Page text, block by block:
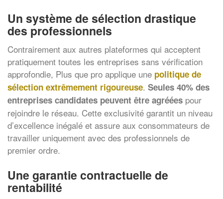
Un système de sélection drastique
des professionnels
Contrairement aux autres plateformes qui acceptent
pratiquement toutes les entreprises sans vérification
approfondie, Plus que pro applique une politique de
sélection extrêmement rigoureuse. Seules 40% des
entreprises candidates peuvent être agréées pour
rejoindre le réseau. Cette exclusivité garantit un niveau
d’excellence inégalé et assure aux consommateurs de
travailler uniquement avec des professionnels de
premier ordre.
Une garantie contractuelle de
rentabilité